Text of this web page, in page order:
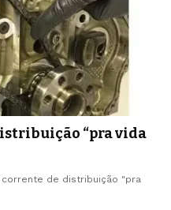
“pra vida
corrente de distribuição "pra